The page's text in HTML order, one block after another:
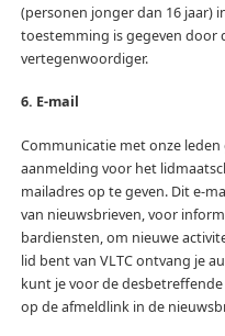
(personen jonger dan 16 jaar)
toestemming is gegeven door
vertegenwoordiger.
6. E-mail
Communicatie met onze
aanmelding voor het
mailadres op te geven. Dit e-
van nieuwsbrieven, voor
bardiensten, om nieuwe
lid bent van VLTC ontvang je
kunt je voor de
op de afmeldlink in de